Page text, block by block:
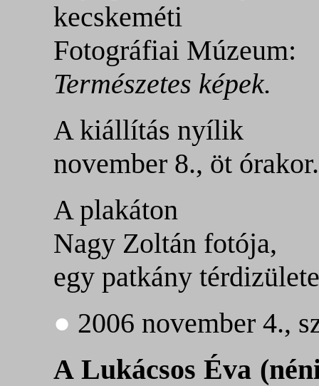
kecskeméti
Fotográfiai Múzeum:
Természetes képek.
A kiállítás nyílik
november 8., öt órakor.
A plakáton
Nagy Zoltán fotója,
egy patkány
● 2006 november 4.,
A Lukácsos Éva